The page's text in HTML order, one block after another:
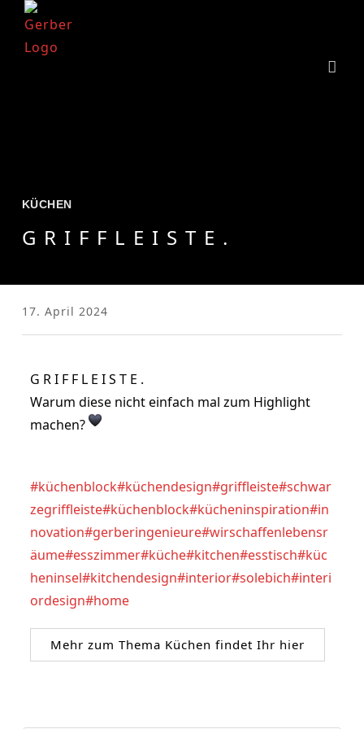
KÜCHEN
GRIFFLEISTE.
17. April 2024
G R I F F L E I S T E .
Warum diese nicht einfach mal zum Highlight
machen?
#küchenblock#küchendesign#griffleiste#schwar
zegriffleiste#küchenblock#kücheninspiration#in
novation#gerberingenieure#wirschaffenlebensr
äume#esszimmer#küche#kitchen#esstisch#küc
heninsel#kitchendesign#interior#solebich#interi
ordesign#home
Mehr zum Thema Küchen findet Ihr hier